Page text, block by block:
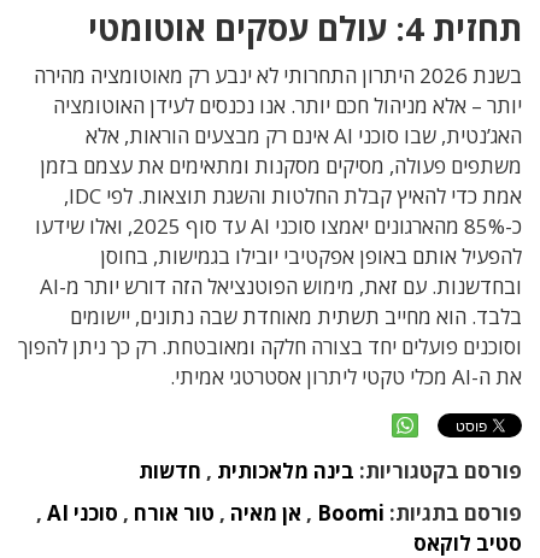
תחזית 4: עולם עסקים אוטומטי
בשנת 2026 היתרון התחרותי לא ינבע רק מאוטומציה מהירה
יותר – אלא מניהול חכם יותר. אנו נכנסים לעידן האוטומציה
האג’נטית, שבו סוכני AI אינם רק מבצעים הוראות, אלא
משתפים פעולה, מסיקים מסקנות ומתאימים את עצמם בזמן
אמת כדי להאיץ קבלת החלטות והשגת תוצאות. לפי IDC,
כ-85% מהארגונים יאמצו סוכני AI עד סוף 2025, ואלו שידעו
להפעיל אותם באופן אפקטיבי יובילו בגמישות, בחוסן
ובחדשנות. עם זאת, מימוש הפוטנציאל הזה דורש יותר מ-AI
בלבד. הוא מחייב תשתית מאוחדת שבה נתונים, יישומים
וסוכנים פועלים יחד בצורה חלקה ומאובטחת. רק כך ניתן להפוך
את ה-AI מכלי טקטי ליתרון אסטרטגי אמיתי.
פורסם בקטגוריות: בינה מלאכותית , חדשות
פורסם בתגיות: Boomi
, אן מאיה , טור אורח , סוכני AI
,
סטיב לוקאס